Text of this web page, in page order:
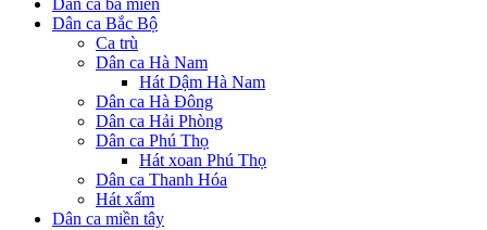
Dân ca Bắc Bộ
Ca trù
Dân ca Hà Nam
Hát Dậm Hà Nam
Dân ca Hà Đông
Dân ca Hải Phòng
Dân ca Phú Thọ
Hát xoan Phú Thọ
Dân ca Thanh Hóa
Hát xẩm
Dân ca miền tây